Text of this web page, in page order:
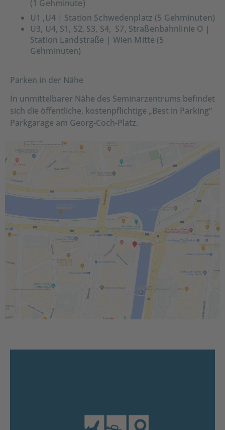
(1 Gehminute)
U1 ,U4 | Station Schwedenplatz (5 Gehminuten)
U3, U4, S1, S2, S3, S4, S7, Straßenbahnlinie O |
Station Landstraße | Wien Mitte (5
Gehminuten)
Parken in der Nähe
In unmittelbarer Nähe des Seminarzentrums befindet
sich die öffentliche, kostenpflichtige „Best in Parking“
Parkgarage am Georg-Coch-Platz.